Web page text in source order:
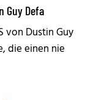
Guy Defa
von Dustin Guy
die einen nie